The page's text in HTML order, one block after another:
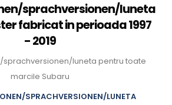
sprachversionen/luneta
fabricat in perioada 1997
- 2019
sprachversionen/luneta pentru toate
marcile Subaru
SPRACHVERSIONEN/LUNETA